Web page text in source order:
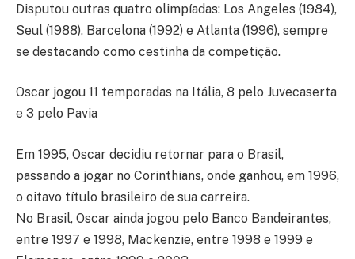
Disputou outras quatro olimpíadas: Los Angeles (1984),
Seul (1988), Barcelona (1992) e Atlanta (1996), sempre
se destacando como cestinha da competição.
Oscar jogou 11 temporadas na Itália, 8 pelo Juvecaserta
e 3 pelo Pavia
Em 1995, Oscar decidiu retornar para o Brasil,
passando a jogar no Corinthians, onde ganhou, em 1996,
o oitavo título brasileiro de sua carreira.
​​No Brasil, Oscar ainda jogou pelo Banco Bandeirantes,
entre 1997 e 1998, Mackenzie, entre 1998 e 1999 e